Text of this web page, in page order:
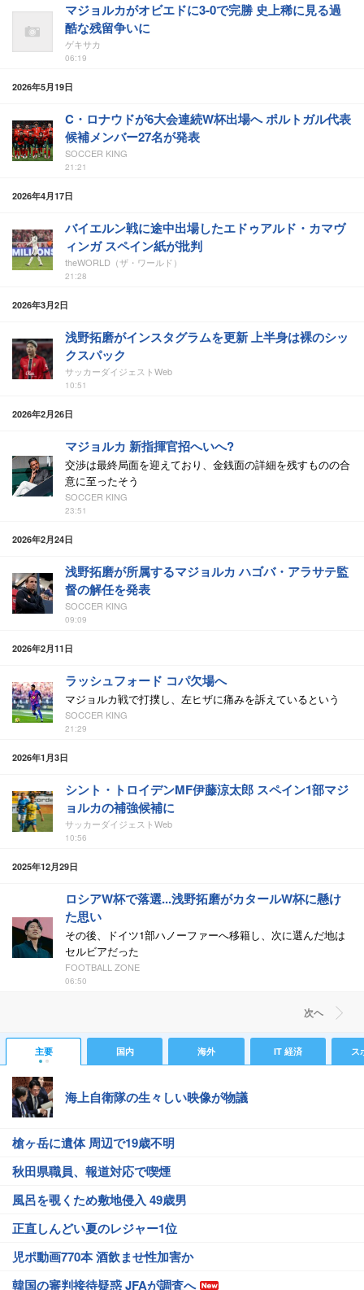
マジョルカがオビエドに3-0で完勝 史上稀に見る過
酷な残留争いに
ゲキサカ
06:19
2026年5月19日
C・ロナウドが6大会連続W杯出場へ ポルトガル代表
候補メンバー27名が発表
SOCCER KING
21:21
2026年4月17日
バイエルン戦に途中出場したエドゥアルド・カマヴ
ィンガ スペイン紙が批判
theWORLD（ザ・ワールド）
21:28
2026年3月2日
浅野拓磨がインスタグラムを更新 上半身は裸のシッ
クスパック
サッカーダイジェストWeb
10:51
2026年2月26日
マジョルカ 新指揮官招へいへ?
交渉は最終局面を迎えており、金銭面の詳細を残すものの合
意に至ったそう
SOCCER KING
23:51
2026年2月24日
浅野拓磨が所属するマジョルカ ハゴバ・アラサテ監
督の解任を発表
SOCCER KING
09:09
2026年2月11日
ラッシュフォード コパ欠場へ
マジョルカ戦で打撲し、左ヒザに痛みを訴えているという
SOCCER KING
21:29
2026年1月3日
シント・トロイデンMF伊藤涼太郎 スペイン1部マジ
ョルカの補強候補に
サッカーダイジェストWeb
10:56
2025年12月29日
ロシアW杯で落選...浅野拓磨がカタールW杯に懸け
た思い
その後、ドイツ1部ハノーファーへ移籍し、次に選んだ地は
セルビアだった
FOOTBALL ZONE
06:50
次ヘ
主要 国内 海外 IT 経済 ス
海上自衛隊の生々しい映像が物議
槍ヶ岳に遺体 周辺で19歳不明
秋田県職員、報道対応で喫煙
風呂を覗くため敷地侵入 49歳男
正直しんどい夏のレジャー1位
児ポ動画770本 酒飲ませ性加害か
韓国の審判接待疑惑 JFAが調査へ